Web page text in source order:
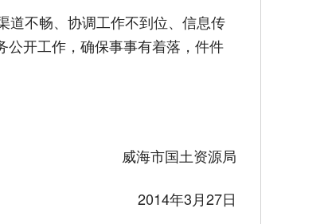
道不畅、协调工作不到位、信息传
公开工作，确保事事有着落，件件
威海市国土资源局
2014年3月27日